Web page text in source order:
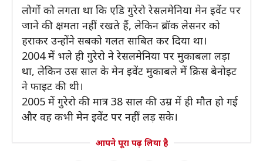
लोगों को लगता था कि एडि गुरेरो रेसलमेनिया मेन इवेंट पर
जाने की क्षमता नहीं रखते हैं, लेकिन ब्रॉक लेसनर को
हराकर उन्होंने सबको गलत साबित कर दिया था।
2004 में भले ही गुरेरो ने रेसलमेनिया पर मुकाबला लड़ा
था, लेकिन उस साल के मेन इवेंट मुकाबले में क्रिस बेनोइट
ने फाइट की थी।
2005 में गुरेरो की मात्र 38 साल की उम्र में ही मौत हो गई
और वह कभी मेन इवेंट पर नहीं लड़ सके।
आपने पूरा पढ़ लिया है